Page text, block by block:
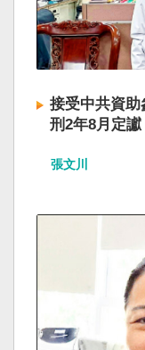
接受中共資助
刑2年8月定讞
張文川